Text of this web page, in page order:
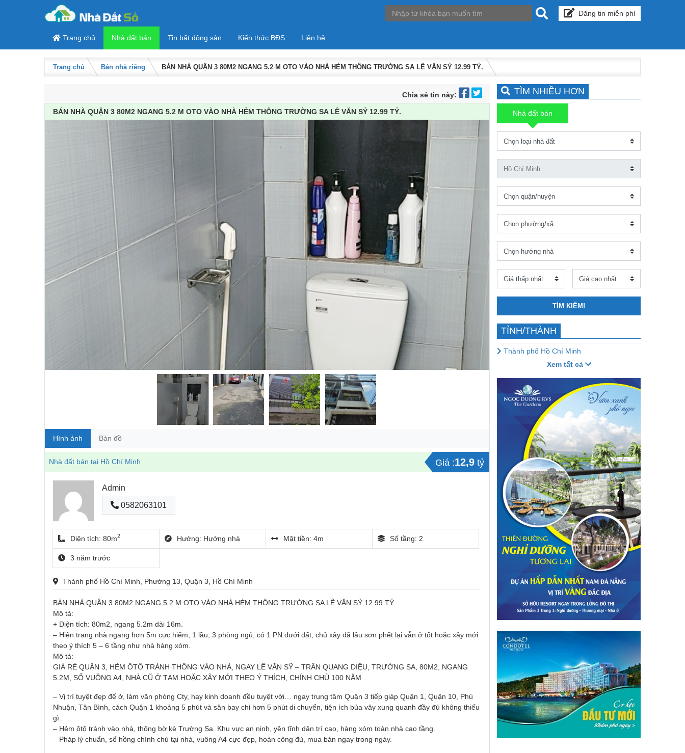
Đăng tin miễn phí
Trang chủ Nhà đất bán Tin bất động sản Kiến thức BĐS Liên hệ
Trang chủ Bán nhà riêng BÁN NHÀ QUẬN 3 80M2 NGANG 5.2 M OTO VÀO NHÀ HẺM THÔNG TRƯỜNG SA LÊ VĂN SỶ 12.99 TỶ.
Chia sẻ tin này:
BÁN NHÀ QUẬN 3 80M2 NGANG 5.2 M OTO VÀO NHÀ HẺM THÔNG TRƯỜNG SA LÊ VĂN SỶ 12.99 TỶ.
Hình ảnh Bản đồ
Nhà đất bán tại Hồ Chí Minh Giá :12,9 tỷ
Admin
0582063101
Diện tích: 80m2 Hướng: Hướng nhà Mặt tiền: 4m Số tầng: 2
3 năm trước
Thành phố Hồ Chí Minh, Phường 13, Quận 3, Hồ Chí Minh
BÁN NHÀ QUẬN 3 80M2 NGANG 5.2 M OTO VÀO NHÀ HẺM THÔNG TRƯỜNG SA LÊ VĂN SỶ 12.99 TỶ.
Mô tả:
+ Diện tích: 80m2, ngang 5.2m dài 16m.
– Hiện trạng nhà ngang hơn 5m cực hiếm, 1 lầu, 3 phòng ngủ, có 1 PN dưới đất, chủ xây đã lâu sơn phết lại vẫn ở tốt hoặc xây mới
theo ý thích 5 – 6 tầng như nhà hàng xóm.
Mô tả:
GIÁ RẺ QUẬN 3, HẺM ÔTÔ TRÁNH THÔNG VÀO NHÀ, NGAY LÊ VĂN SỸ – TRẦN QUANG DIỆU, TRƯỜNG SA, 80M2, NGANG
5.2M, SỔ VUÔNG A4, NHÀ CŨ Ở TẠM HOẶC XÂY MỚI THEO Ý THÍCH, CHÍNH CHỦ 100 NĂM
– Vị trí tuyệt đẹp để ở, làm văn phòng Cty, hay kinh doanh đều tuyệt vời… ngay trung tâm Quận 3 tiếp giáp Quận 1, Quận 10, Phú
Nhuận, Tân Bình, cách Quận 1 khoảng 5 phút và sân bay chỉ hơn 5 phút di chuyển, tiện ích bủa vây xung quanh đầy đủ không thiếu
gì.
– Hẻm ôtô tránh vào nhà, thông bờ kè Trường Sa. Khu vực an ninh, yên tĩnh dân trí cao, hàng xóm toàn nhà cao tầng.
– Pháp lý chuẩn, sổ hồng chính chủ tại nhà, vuông A4 cực đẹp, hoàn công đủ, mua bán ngay trong ngày.
TÌM NHIỀU HƠN
Nhà đất bán
TÌM KIẾM!
TỈNH/THÀNH
Thành phố Hồ Chí Minh
Xem tất cả